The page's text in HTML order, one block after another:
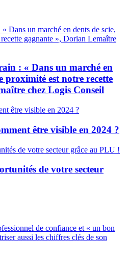
: « Dans un marché en
proximité est notre recette
chez Logis Conseil
être visible en 2024 ?
de votre secteur
de confiance et « un bon
aussi les chiffres clés de son